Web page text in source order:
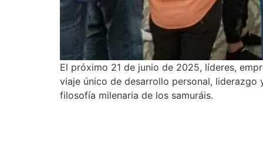
El próximo 21 de junio de 2025, líderes,
viaje único de desarrollo personal, liderazgo
filosofía milenaria de los samuráis.